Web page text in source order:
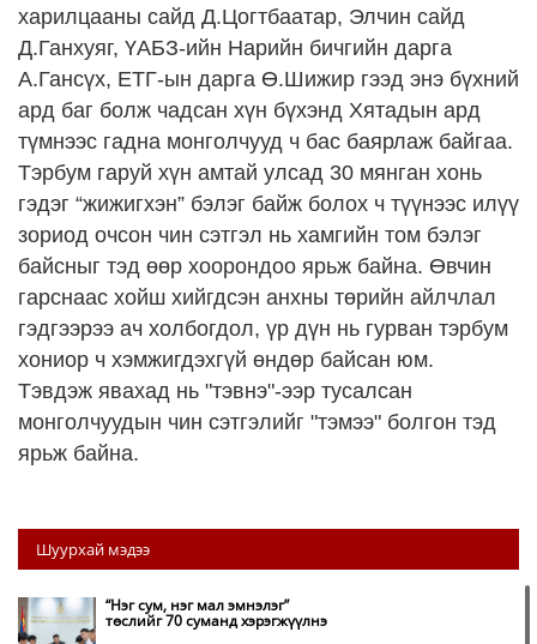
харилцааны сайд Д.Цогтбаатар, Элчин сайд
Д.Ганхуяг, ҮАБЗ-ийн Нарийн бичгийн дарга
А.Гансүх, ЕТГ-ын дарга Ө.Шижир гээд энэ бүхний
ард баг болж чадсан хүн бүхэнд Хятадын ард
түмнээс гадна монголчууд ч бас баярлаж байгаа.
Тэрбум гаруй хүн амтай улсад 30 мянган хонь
гэдэг “жижигхэн” бэлэг байж болох ч түүнээс илүү
зориод очсон чин сэтгэл нь хамгийн том бэлэг
байсныг тэд өөр хоорондоо ярьж байна. Өвчин
гарснаас хойш хийгдсэн анхны төрийн айлчлал
гэдгээрээ ач холбогдол, үр дүн нь гурван тэрбум
хониор ч хэмжигдэхгүй өндөр байсан юм.
Тэвдэж явахад нь "тэвнэ"-ээр тусалсан
монголчуудын чин сэтгэлийг "тэмээ" болгон тэд
ярьж байна.
Шуурхай мэдээ
“Нэг сум, нэг мал эмнэлэг”
төслийг 70 суманд хэрэгжүүлнэ